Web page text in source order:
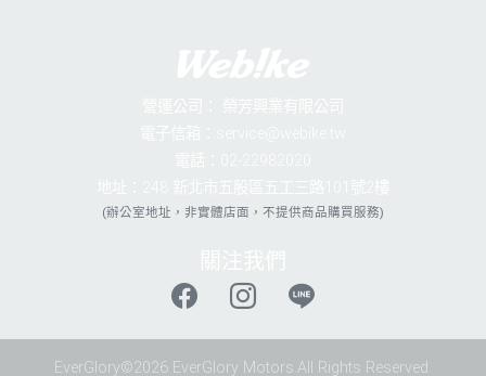
(辦公室地址，非實體店面，不提供商品購買服務)
EverGlory©2026 EverGlory Motors.All Rights Reserved.